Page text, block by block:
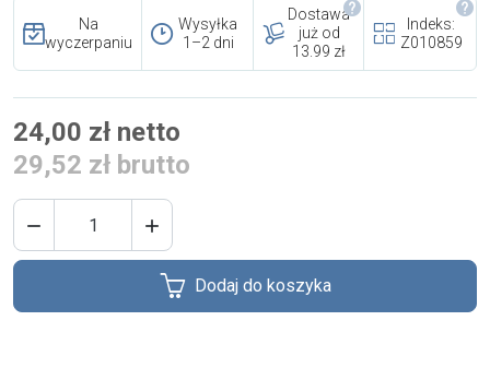
EFA: Historia i oferta
urządzeń dla przetwórstwa
mięsnego
Na
wyczerpaniu
Wysyłka
1–2 dni
Dostawa
już od
13.99 zł
Indeks:
Z010859
24,00 zł netto
29,52 zł brutto
 
Dodaj do koszyka